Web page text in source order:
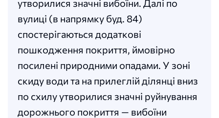
утворилися значні вибоїни. Далі по
вулиці (в напрямку буд. 84)
спостерігаються додаткові
пошкодження покриття, ймовірно
посилені природними опадами. У зоні
скиду води та на прилеглій ділянці вниз
по схилу утворилися значні руйнування
дорожнього покриття — вибоїни